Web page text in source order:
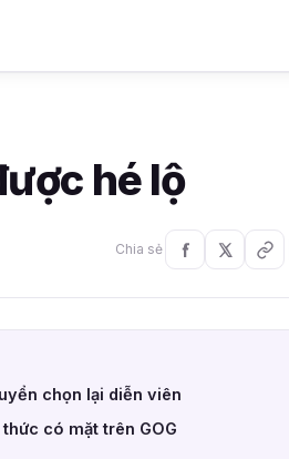
hé lộ
Chia sẻ
chọn lại diễn viên
có mặt trên GOG